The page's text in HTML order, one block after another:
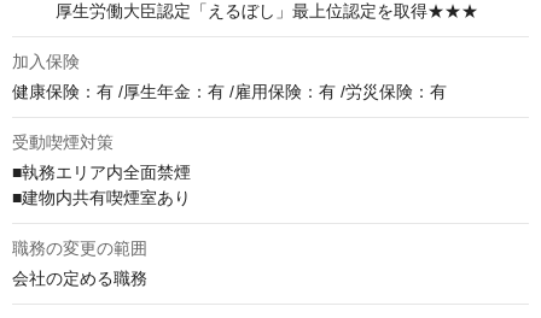
         厚生労働大臣認定「えるぼし」最上位認定を取得★★★
加入保険
健康保険：有 /厚生年金：有 /雇用保険：有 /労災保険：有
受動喫煙対策
■執務エリア内全面禁煙
■建物内共有喫煙室あり
職務の変更の範囲
会社の定める職務